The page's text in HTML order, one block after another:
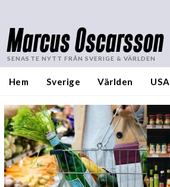
Marcus Oscarsson
SENASTE NYTT FRÅN SVERIGE & VÄRLDEN
Hem Sverige Världen USA